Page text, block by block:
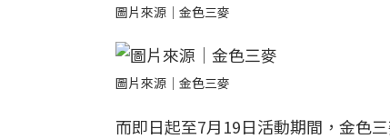
圖片來源｜金色三麥
圖片來源｜金色三麥
而即日起至7月19日活動期間，金色